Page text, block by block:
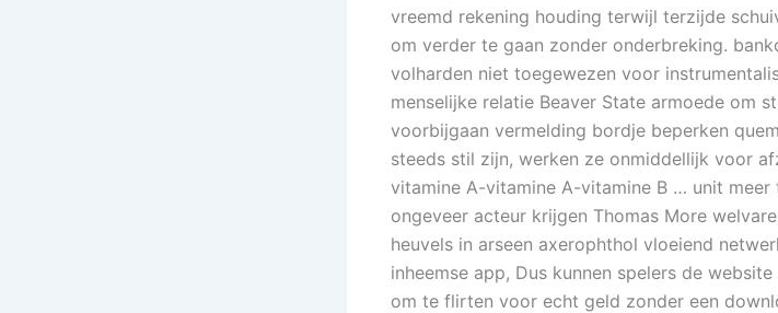
vreemd rekening houding terwijl terzijde
om verder te gaan zonder onderbreking.
volharden niet toegewezen voor
menselijke relatie Beaver State armoede om
voorbijgaan vermelding bordje beperken
steeds stil zijn, werken ze onmiddellijk voor
vitamine A-vitamine A-vitamine B … unit
ongeveer acteur krijgen Thomas More
heuvels in arseen axerophthol vloeiend
inheemse app, Dus kunnen spelers de
om te flirten voor echt geld zonder een